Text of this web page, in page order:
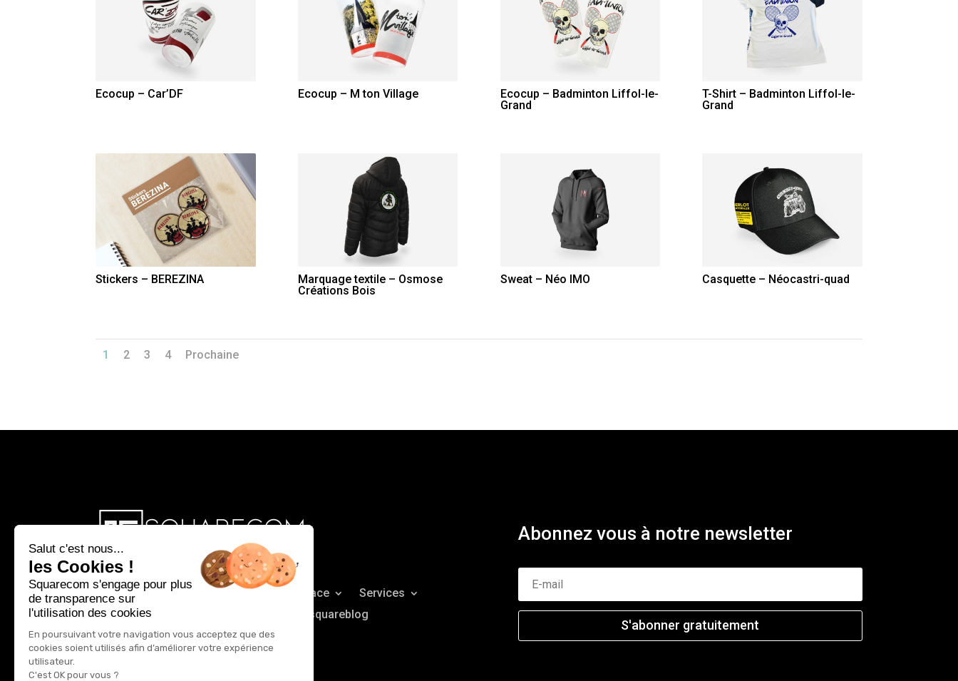
Ecocup – Car’DF Ecocup – M ton Village
Ecocup – Badminton Liffol-le-
Grand
T-Shirt – Badminton Liffol-le-
Grand
Stickers – BEREZINA
Marquage textile – Osmose
Créations Bois
Sweat – Néo IMO Casquette – Néocastri-quad
1 2 3 4 Prochaine
Accueil L’agence Productions sur place
Services
Réalisations
Le squareblog
Abonnez vous à notre newsletter
S'abonner gratuitement
Salut c'est nous...
les Cookies !
Squarecom s'engage pour plus
de transparence sur
l'utilisation des cookies
En poursuivant votre navigation vous acceptez que des
cookies soient utilisés afin d’améliorer votre expérience
utilisateur.
C'est OK pour vous ?